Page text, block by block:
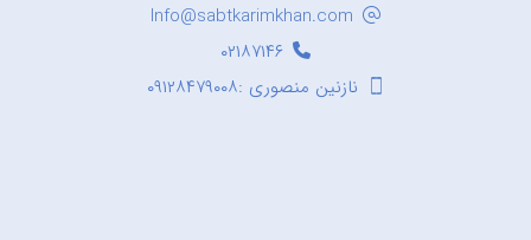
Info@sabtkarimkhan.com
۰۲۱۸۷۱۴۶
نازنین منصوری :۰۹۱۲۸۴۷۹۰۰۸